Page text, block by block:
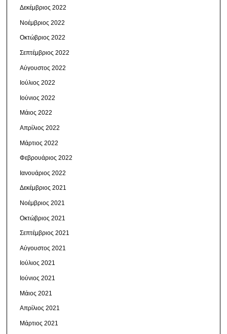
Δεκέμβριος 2022
Νοέμβριος 2022
Οκτώβριος 2022
Σεπτέμβριος 2022
Αύγουστος 2022
Ιούλιος 2022
Ιούνιος 2022
Μάιος 2022
Απρίλιος 2022
Μάρτιος 2022
Φεβρουάριος 2022
Ιανουάριος 2022
Δεκέμβριος 2021
Νοέμβριος 2021
Οκτώβριος 2021
Σεπτέμβριος 2021
Αύγουστος 2021
Ιούλιος 2021
Ιούνιος 2021
Μάιος 2021
Απρίλιος 2021
Μάρτιος 2021